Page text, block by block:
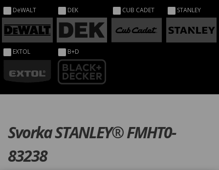
DeWALT DEK CUB CADET STANLEY
EXTOL B+D
Svorka STANLEY® FMHT0-
83238